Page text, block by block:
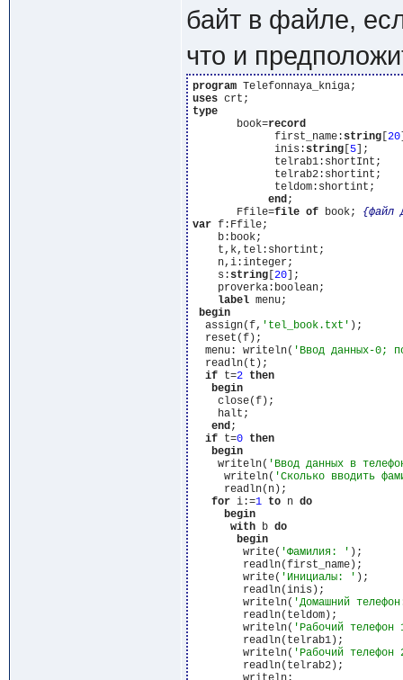
байт в файле,
что и
program
uses
type
       book=
record
             first_name:
string[ 20
             inis:
string[ 5];
             telrab1:shortInt;
             telrab2:shortint;
             teldom:shortint;
end;
       Ffile=
file of book; {файл
var f:Ffile;
    b:book;
    t,k,tel:shortint;
    n,i:integer;
    s:
string[ 20];
    proverka:boolean;
label menu;
begin
  assign(f,
'tel_book.txt' );
  reset(f);
  menu: writeln(
'Ввод данных-0;
  readln(t);
if t=2 then
begin
    close(f);
    halt;
end;
if t=0 then
begin
    writeln(
'Ввод данных в
     writeln(
'Сколько вводить
     readln(n);
for i:=1 to n do
begin
with b do
begin
        write(
'Фамилия: ' );
        readln(first_name);
        write(
'Инициалы: ' );
        readln(inis);
        writeln(
'Домашний
        readln(teldom);
        writeln(
'Рабочий
        readln(telrab1);
        writeln(
'Рабочий
        readln(telrab2);